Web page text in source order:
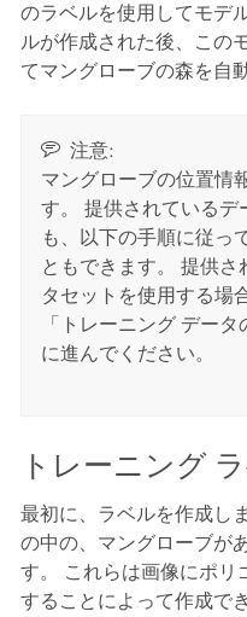
のラベルを使用してモデ
ルが作成された後、この
てマングローブの森を自
注意:
マングローブの位置情
す。 提供されているデ
も、以下の手順に従っ
ともできます。 提供
タセットを使用する場
「トレーニング デー
に進んでください。
トレーニング
最初に、ラベルを作成し
の中の、マングローブが
す。 これらは画像にポリ
することによって作成で